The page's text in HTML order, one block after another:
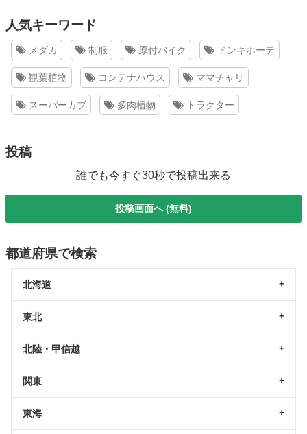
人気キーワード
メダカ 制服 原付バイク ドンキホーテ
観葉植物 コンテナハウス ママチャリ
スーパーカブ 多肉植物 トラクター
投稿
誰でも今すぐ30秒で投稿出来る
投稿画面へ (無料)
都道府県で検索
北海道
東北
北陸・甲信越
関東
東海